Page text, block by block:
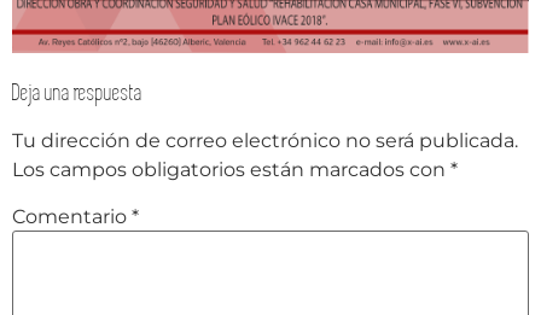
Deja una respuesta
Tu dirección de correo electrónico no será publicada.
Los campos obligatorios están marcados con *
Comentario *